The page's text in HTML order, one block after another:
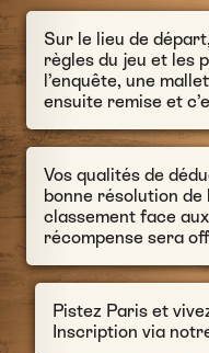
Sur le lieu de
règles du jeu et les
l’enquête, une
ensuite remise et
Vos qualités de
bonne résolution
classement face
récompense sera
Pistez Paris et
Inscription via